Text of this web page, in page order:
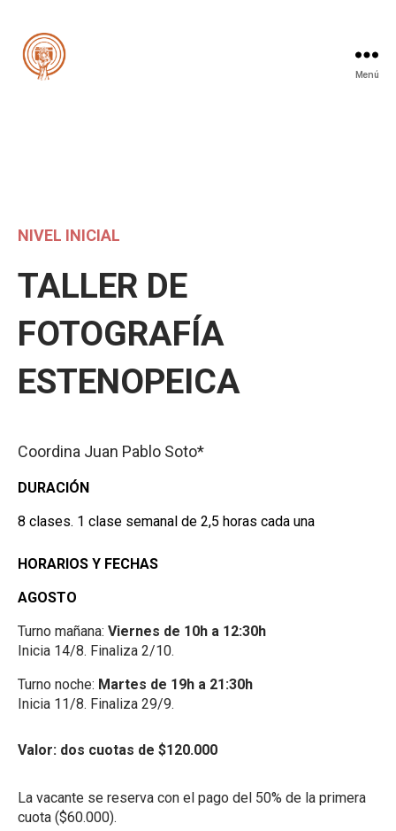
Menú
NIVEL INICIAL
TALLER DE
FOTOGRAFÍA
ESTENOPEICA
Coordina Juan Pablo Soto*
DURACIÓN
8 clases. 1 clase semanal de 2,5 horas cada una
HORARIOS Y FECHAS
AGOSTO
Turno mañana: Viernes de 10h a 12:30h
Inicia 14/8. Finaliza 2/10.
Turno noche: Martes de 19h a 21:30h
Inicia 11/8. Finaliza 29/9.
Valor: dos cuotas de $120.000
La vacante se reserva con el pago del 50% de la primera
cuota ($60.000).